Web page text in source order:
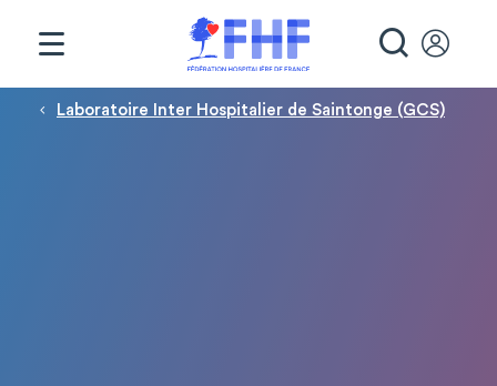
Fil d'Ariane
Laboratoire Inter Hospitalier de Saintonge (GCS)
Panneau de gestion des cookies